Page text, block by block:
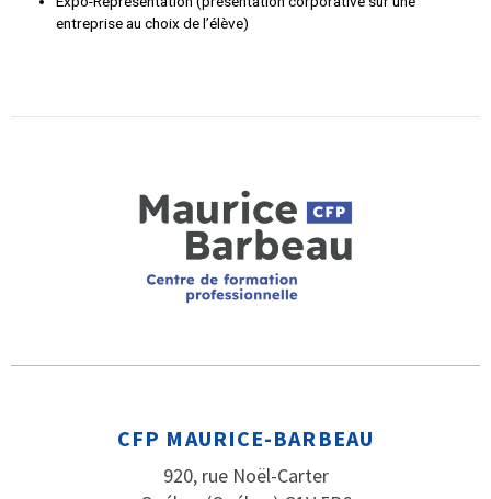
entreprise au choix de l’élève)
CFP MAURICE-BARBEAU
920, rue Noël-Carter